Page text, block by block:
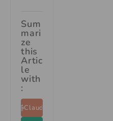
Sum
mari
ze
this
Artic
le
with
:
Claude